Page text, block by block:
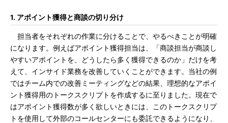
1. アポイント獲得と商談の切り分け
担当者をそれぞれの作業に分けることで、やるべきことが明確
になります。例えばアポイント獲得担当は、「商談担当が商談し
やすいアポイントを、どうしたら多く獲得できるのか」だけを考
えて、インサイド業務を改善していくことができます。当社の例
ではチーム内での改善ミーティングなどの結果、理想的なアポイ
ント獲得用のトークスクリプトを作成するに至りました。現在で
はアポイント獲得数が多く欲しいときには、このトークスクリプ
トを使用して外部のコールセンターにも委託できるようになり、